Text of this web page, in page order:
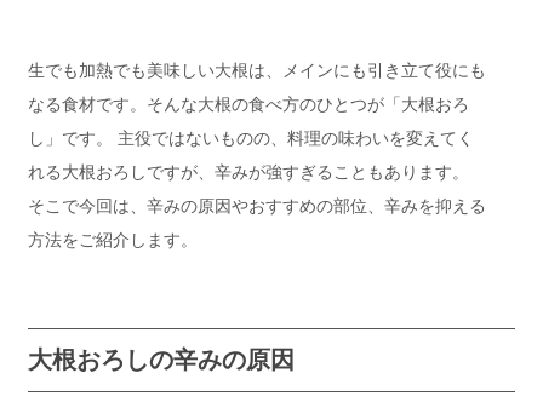
生でも加熱でも美味しい大根は、メインにも引き立て役にも
なる食材です。そんな大根の食べ方のひとつが「大根おろ
し」です。 主役ではないものの、料理の味わいを変えてく
れる大根おろしですが、辛みが強すぎることもあります。
そこで今回は、辛みの原因やおすすめの部位、辛みを抑える
方法をご紹介します。
大根おろしの辛みの原因